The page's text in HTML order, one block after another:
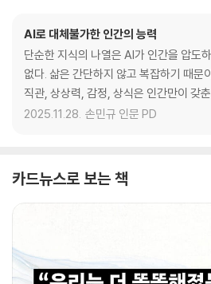
AI로 대체불가한 인간의 능력
단순한 지식의 나열은 AI가 인간을 압도
없다. 삶은 간단하지 않고 복잡하기 때문
직관, 상상력, 감정, 상식은 인간만이 갖
2025.11.28. 손민규 인문 PD
카드뉴스로 보는 책